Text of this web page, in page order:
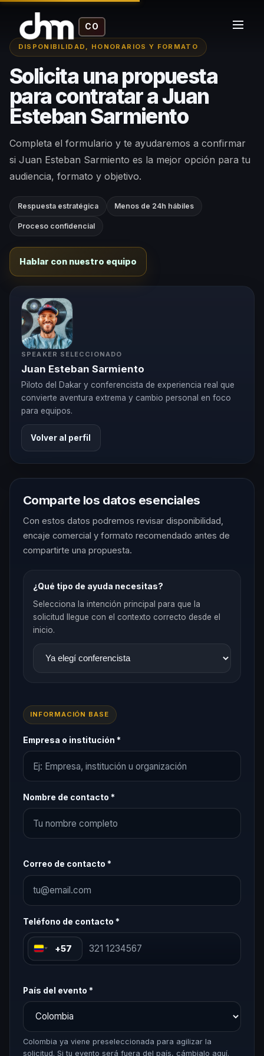
CO
DISPONIBILIDAD, HONORARIOS Y FORMATO
Solicita una propuesta
para contratar a Juan
Esteban Sarmiento
Completa el formulario y te ayudaremos a confirmar
si Juan Esteban Sarmiento es la mejor opción para tu
audiencia, formato y objetivo.
Respuesta estratégica Menos de 24h hábiles
Proceso confidencial
Hablar con nuestro equipo
SPEAKER SELECCIONADO
Juan Esteban Sarmiento
Piloto del Dakar y conferencista de experiencia real que
convierte aventura extrema y cambio personal en foco
para equipos.
Volver al perfil
Comparte los datos esenciales
Con estos datos podremos revisar disponibilidad,
encaje comercial y formato recomendado antes de
compartirte una propuesta.
¿Qué tipo de ayuda necesitas?
Selecciona la intención principal para que la
solicitud llegue con el contexto correcto desde el
inicio.
INFORMACIÓN BASE
Empresa o institución *
Nombre de contacto *
Correo de contacto *
Teléfono de contacto *
+57
País del evento *
Colombia ya viene preseleccionada para agilizar la
solicitud. Si tu evento será fuera del país, cámbialo aquí.